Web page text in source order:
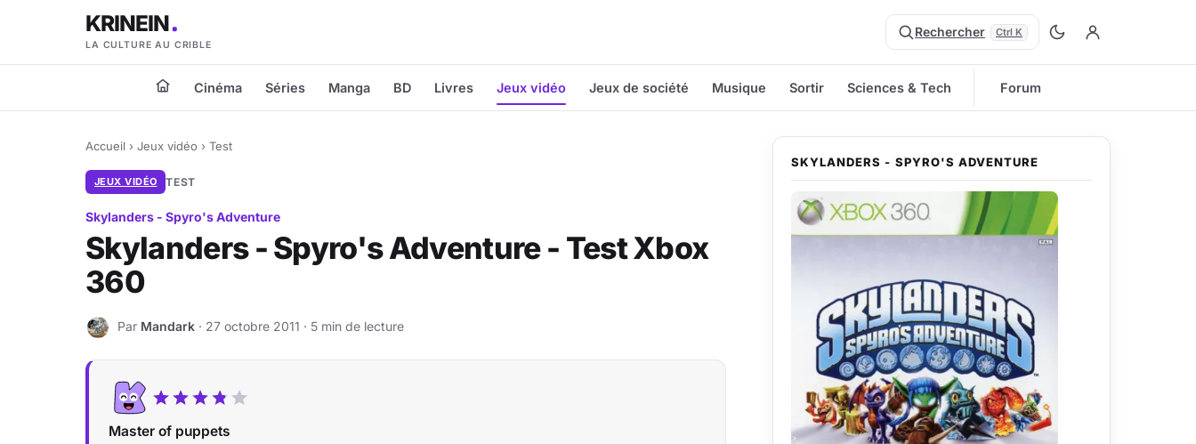
KRINEIN
LA CULTURE AU CRIBLE
Rechercher Ctrl K
Cinéma Séries Manga BD Livres Jeux vidéo Jeux de société Musique Sortir Sciences & Tech Forum
Accueil › Jeux vidéo › Test
JEUX VIDÉO TEST
Skylanders - Spyro's Adventure
Skylanders - Spyro's Adventure - Test Xbox
360
M Par Mandark · 27 octobre 2011 · 5 min de lecture
Master of puppets
SKYLANDERS - SPYRO'S ADVENTURE